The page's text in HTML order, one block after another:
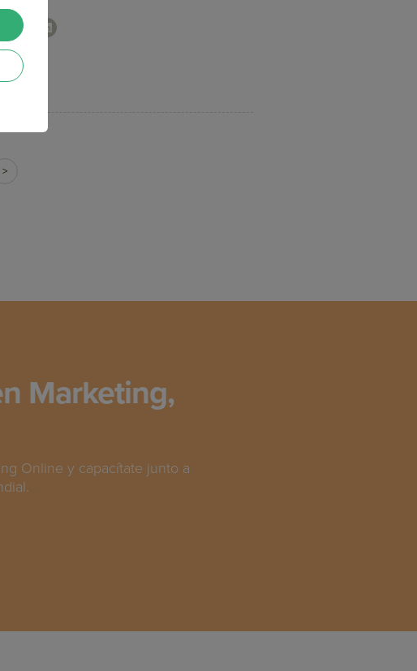
>
Marketing,
Online y capacítate junto a